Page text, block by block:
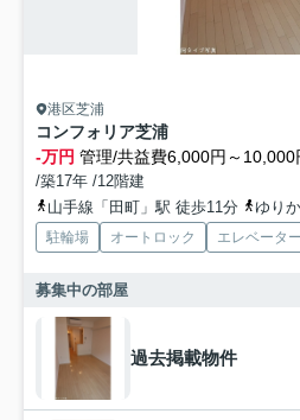
港区芝浦
コンフォリア芝浦
-万円 管理/共益費6,000円～10,000
/築17年 /12階建
山手線「田町」駅 徒歩11分
ゆり
駐輪場 オートロック エレベーター
募集中の部屋
過去掲載物件